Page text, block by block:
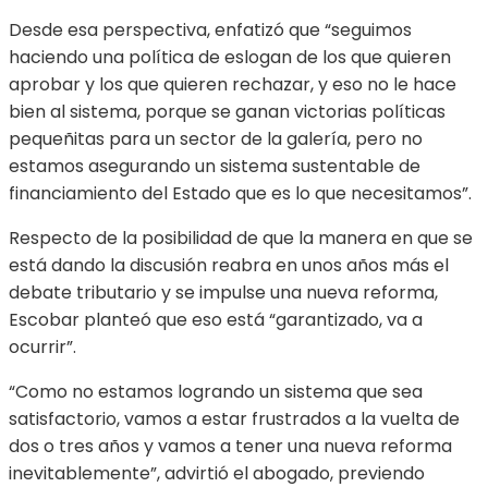
Desde esa perspectiva, enfatizó que “seguimos
haciendo una política de eslogan de los que quieren
aprobar y los que quieren rechazar, y eso no le hace
bien al sistema, porque se ganan victorias políticas
pequeñitas para un sector de la galería, pero no
estamos asegurando un sistema sustentable de
financiamiento del Estado que es lo que necesitamos”.
Respecto de la posibilidad de que la manera en que se
está dando la discusión reabra en unos años más el
debate tributario y se impulse una nueva reforma,
Escobar planteó que eso está “garantizado, va a
ocurrir”.
“Como no estamos logrando un sistema que sea
satisfactorio, vamos a estar frustrados a la vuelta de
dos o tres años y vamos a tener una nueva reforma
inevitablemente”, advirtió el abogado, previendo